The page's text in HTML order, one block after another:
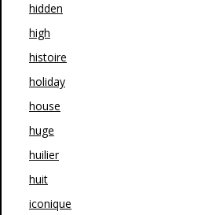
hidden
high
histoire
holiday
house
huge
huilier
huit
iconique